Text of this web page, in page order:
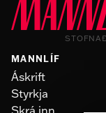
MANNLÍF
Áskrift
Styrkja